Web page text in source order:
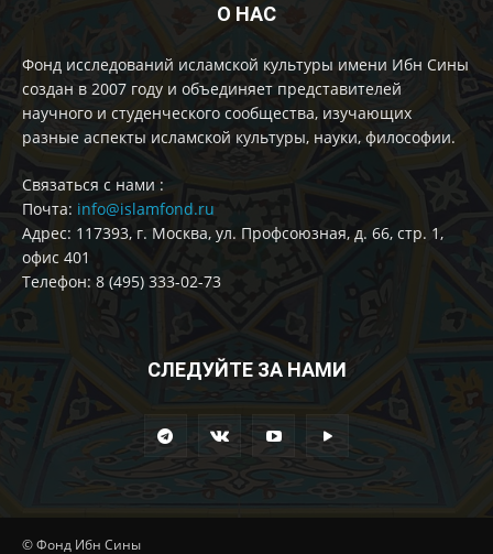
О НАС
Фонд исследований исламской культуры имени Ибн Сины
создан в 2007 году и объединяет представителей
научного и студенческого сообщества, изучающих
разные аспекты исламской культуры, науки, философии.
Cвязаться с нами :
Почта: info@islamfond.ru
Адрес: 117393, г. Москва, ул. Профсоюзная, д. 66, стр. 1,
офис 401
Телефон: 8 (495) 333-02-73
СЛЕДУЙТЕ ЗА НАМИ
© Фонд Ибн Сины